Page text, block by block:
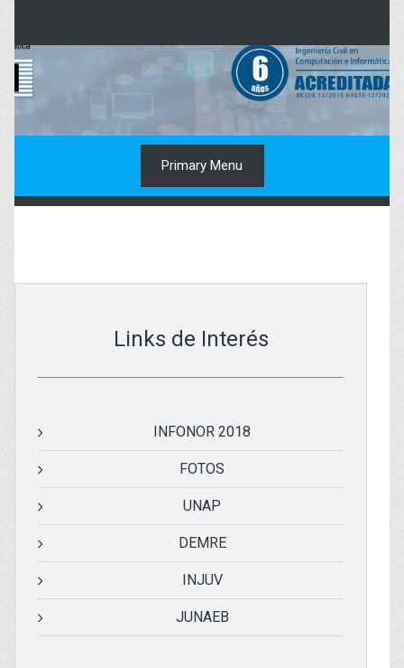
content
Primary Menu
Links de Interés
INFONOR 2018
FOTOS
UNAP
DEMRE
INJUV
JUNAEB